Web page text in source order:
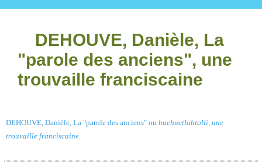
DEHOUVE, Danièle, La
"parole des anciens", une
trouvaille franciscaine
DEHOUVE, Danièle, La "parole des anciens" ou huehuetlahtolli, une
trouvaille franciscaine.